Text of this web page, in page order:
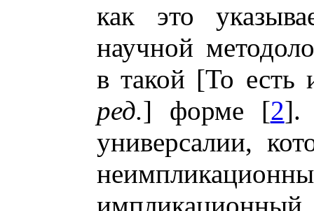
как это
научной
в такой [То
ред.] форме [2].
универсалии,